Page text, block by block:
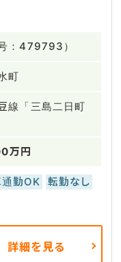
：479793）
町
線「三島二日町
万円
勤OK
転勤なし
詳細を見る